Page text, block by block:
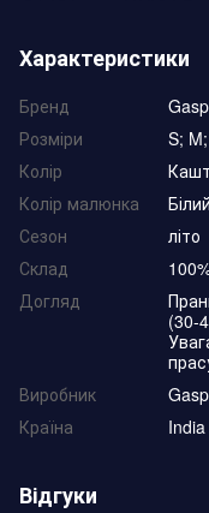
Характеристики
Бренд
Розміри
S;
Колір
Колір малюнка
Білий
Сезон
літо
Склад
Догляд
(30-
Виробник
Країна
India
Відгуки